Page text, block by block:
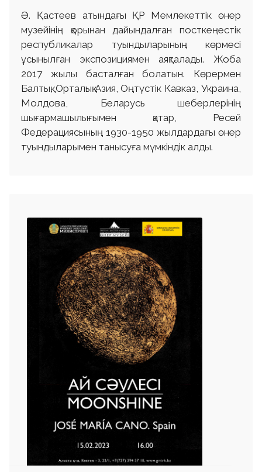
Ә. Қастеев атындағы ҚР Мемлекеттік өнер
музейінің қорынан дайындалған посткеңестік
республикалар туындыларының көрмесі
ұсынылған экспозициямен аяқталады. Жоба
2017 жылы басталған болатын. Көрермен
Балтық, Орталық Азия, Оңтүстік Кавказ, Украина,
Молдова, Беларусь шеберлерінің
шығармашылығымен қатар, Ресей
Федерациясының 1930-1950 жылдардағы өнер
туындыларымен танысуға мүмкіндік алды.